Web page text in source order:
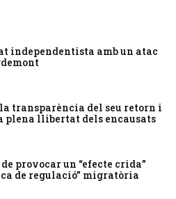
independentista amb un atac
transparència del seu retorn i
plena llibertat dels encausats
provocar un “efecte crida”
de regulació” migratòria